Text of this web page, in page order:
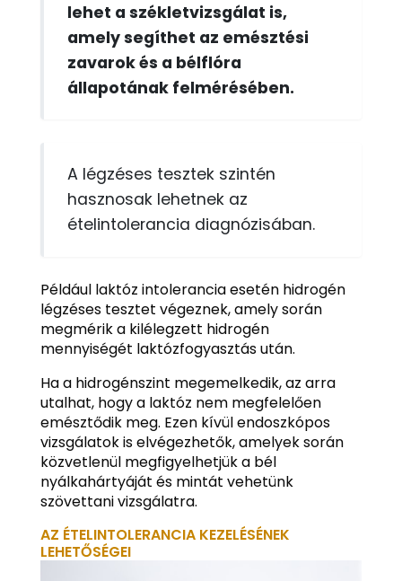
lehet a székletvizsgálat is,
amely segíthet az emésztési
zavarok és a bélflóra
állapotának felmérésében.
A légzéses tesztek szintén
hasznosak lehetnek az
ételintolerancia diagnózisában.
Például laktóz intolerancia esetén hidrogén
légzéses tesztet végeznek, amely során
megmérik a kilélegzett hidrogén
mennyiségét laktózfogyasztás után.
Ha a hidrogénszint megemelkedik, az arra
utalhat, hogy a laktóz nem megfelelően
emésztődik meg. Ezen kívül endoszkópos
vizsgálatok is elvégezhetők, amelyek során
közvetlenül megfigyelhetjük a bél
nyálkahártyáját és mintát vehetünk
szövettani vizsgálatra.
AZ ÉTELINTOLERANCIA KEZELÉSÉNEK
LEHETŐSÉGEI